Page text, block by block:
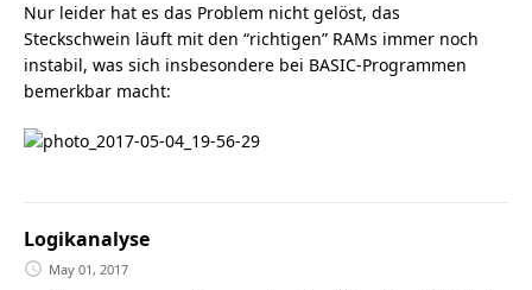
Nur leider hat es das Problem nicht gelöst, das
Steckschwein läuft mit den “richtigen” RAMs immer noch
instabil, was sich insbesondere bei BASIC-Programmen
bemerkbar macht:
Logikanalyse
May 01, 2017